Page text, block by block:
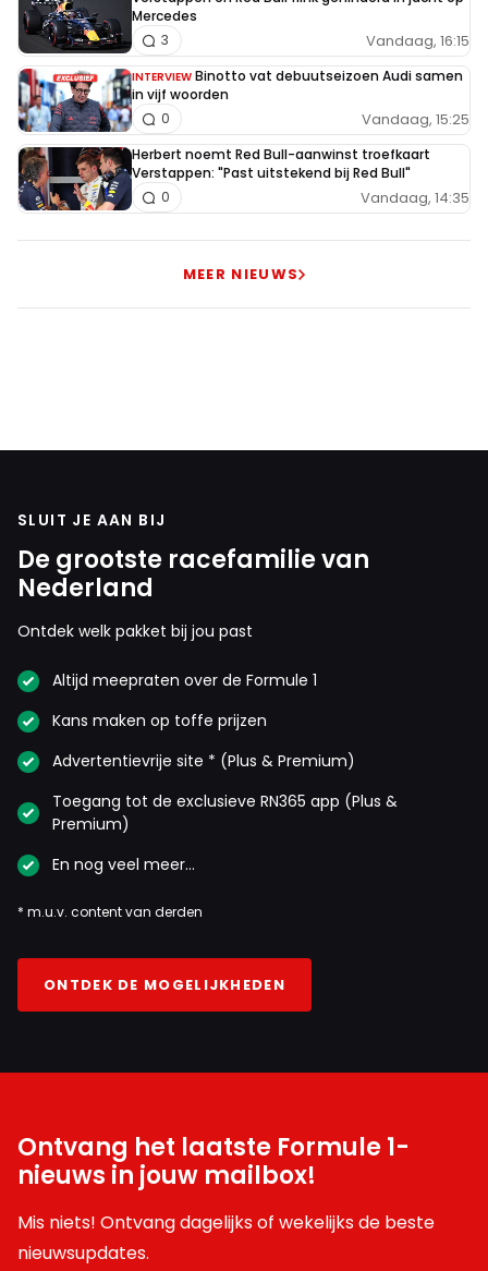
INLOGGEN
Mercedes
Vandaag, 16:15
3
INTERVIEW Binotto vat debuutseizoen Audi samen
in vijf woorden
Vandaag, 15:25
0
Herbert noemt Red Bull-aanwinst troefkaart
Verstappen: "Past uitstekend bij Red Bull"
Vandaag, 14:35
0
MEER NIEUWS
SLUIT JE AAN BIJ
De grootste racefamilie van
Nederland
Ontdek welk pakket bij jou past
Altijd meepraten over de Formule 1
Kans maken op toffe prijzen
Advertentievrije site * (Plus & Premium)
Toegang tot de exclusieve RN365 app (Plus &
Premium)
En nog veel meer…
* m.u.v. content van derden
ONTDEK DE MOGELIJKHEDEN
Ontvang het laatste Formule 1-
nieuws in jouw mailbox!
Mis niets! Ontvang dagelijks of wekelijks de beste
nieuwsupdates.